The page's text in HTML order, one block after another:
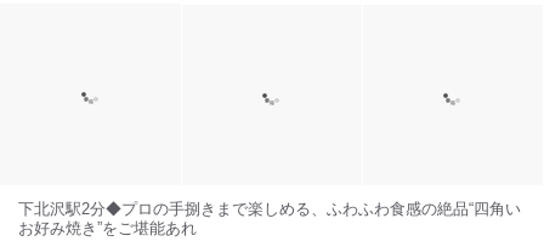
下北沢駅2分◆プロの手捌きまで楽しめる、ふわふわ食感の絶品“四角い
お好み焼き”をご堪能あれ